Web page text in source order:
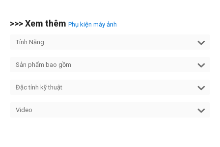
>>> Xem thêm Phụ kiện máy ảnh
Tính Năng
Sản phẩm bao gồm
Đặc tính kỹ thuật
Video